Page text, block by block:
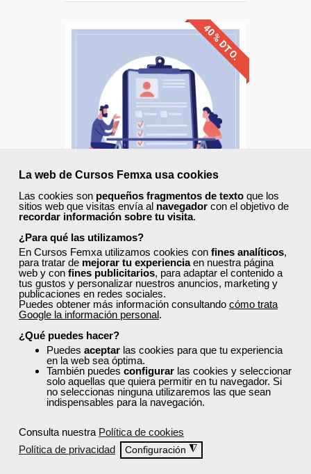
La web de Cursos Femxa usa cookies
Las cookies son pequeños fragmentos de texto que los
sitios web que visitas envía al navegador con el objetivo de
recordar información sobre tu visita.
¿Para qué las utilizamos?
En Cursos Femxa utilizamos cookies con fines analíticos,
para tratar de mejorar tu experienciaen nuestra página
web y con fines publicitarios, para adaptar el contenido a
tus gustos y personalizar nuestros anuncios, marketing y
publicaciones en redes sociales.
Puedes obtener más información consultando cómo trata
Google la información personal.
¿Qué puedes hacer?
Puedes aceptar las cookies para que tu experiencia
en la web sea óptima.
También puedes configurar las cookies y seleccionar
solo aquellas que quiera permitir en tu navegador. Si
no seleccionas ninguna utilizaremos las que sean
indispensables para la navegación.
Consulta nuestra Política de cookies
Política de privacidad
Configuración ◮
40% DTO.
Descuentos especiales
Sin requisitos de acceso
Diploma
Compra segura
Cursos Femxa
Gestión de recursos humanos
Online
50 horas
Comprar
0
40% DTO.